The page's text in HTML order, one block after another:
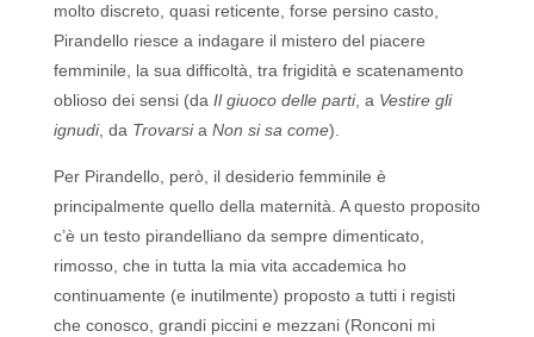
molto discreto, quasi reticente, forse persino casto,
Pirandello riesce a indagare il mistero del piacere
femminile, la sua difficoltà, tra frigidità e scatenamento
oblioso dei sensi (da Il giuoco delle parti, a Vestire gli
ignudi, da Trovarsia Non si sa come).
Per Pirandello, però, il desiderio femminile è
principalmente quello della maternità. A questo proposito
c’è un testo pirandelliano da sempre dimenticato,
rimosso, che in tutta la mia vita accademica ho
continuamente (e inutilmente) proposto a tutti i registi
che conosco, grandi piccini e mezzani (Ronconi mi